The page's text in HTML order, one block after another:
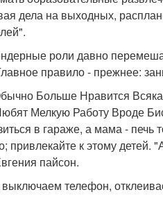
дела на выходных,
роли давно
правило - прежнее:
Больше Нравится
Мелкую Работу Вроде
в гараже, а мама - печь
привлекайте к этому
пайсон.
телефон,